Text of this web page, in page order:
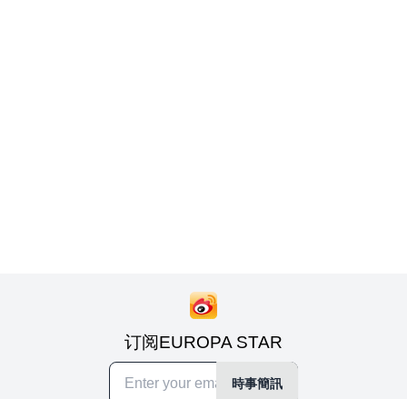
订阅EUROPA STAR
時事簡訊